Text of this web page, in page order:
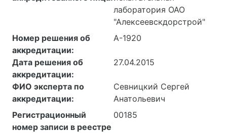
лаборатория ОАО
"Алексеевскдорстрой"
Номер решения об
аккредитации:
А-1920
Дата решения об
аккредитации:
27.04.2015
ФИО эксперта по
аккредитации:
Севницкий Сергей
Анатольевич
Регистрационный
номер записи в реестре
00185